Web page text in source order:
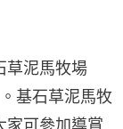
草泥馬牧場
基石草泥馬牧
家可參加導賞